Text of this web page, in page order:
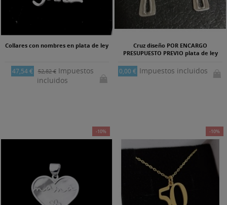
Collares con nombres en plata de ley
47,54 € 52,82 €Impuestos
incluidos
Cruz diseño POR ENCARGO
PRESUPUESTO PREVIO plata de ley
0,00 € Impuestos incluidos
-10% -10%